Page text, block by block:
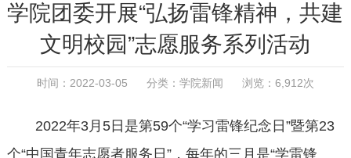
学院团委开展“弘扬雷锋精神，共建
文明校园”志愿服务系列活动
时间：2022-03-05 分类： 学院新闻 浏览：6,912次
2022年3月5日是第59个“学习雷锋纪念日”暨第23
个“中国青年志愿者服务日”，每年的三月是“学雷锋